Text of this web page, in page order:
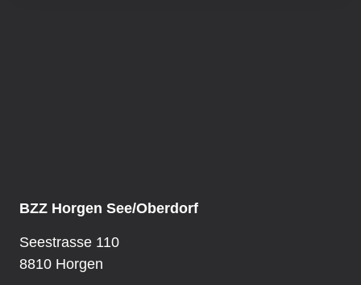
BZZ Horgen See/Oberdorf
Seestrasse 110
8810 Horgen